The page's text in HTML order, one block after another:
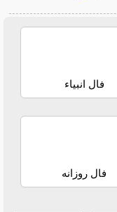
فال انبیاء
فال روزانه